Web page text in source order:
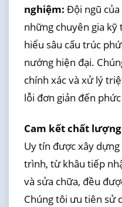
nghiệm: Đội ngũ
những chuyên gia
hiểu sâu cấu trúc
nướng hiện đại.
chính xác và xử lý
lỗi đơn giản đến
Cam kết chất
Uy tín được xây
trình, từ khâu tiếp
và sửa chữa, đều
Chúng tôi ưu tiên sử